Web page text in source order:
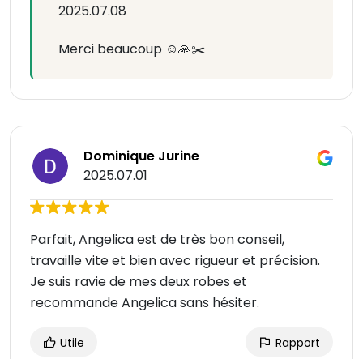
2025.07.08
Merci beaucoup ☺️🙏✂️
Dominique Jurine
2025.07.01
Parfait, Angelica est de très bon conseil,
travaille vite et bien avec rigueur et précision.
Je suis ravie de mes deux robes et
recommande Angelica sans hésiter.
Utile Rapport